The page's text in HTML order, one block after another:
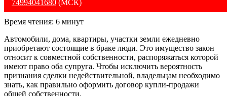
74994041680 (МСК)
Время чтения: 6 минут
Автомобили, дома, квартиры, участки земли ежедневно
приобретают состоящие в браке люди. Это имущество закон
относит к совместной собственности, распоряжаться которой
имеют право оба супруга. Чтобы исключить вероятность
признания сделки недействительной, владельцам необходимо
знать, как правильно оформить договор купли-продажи
общей собственности.